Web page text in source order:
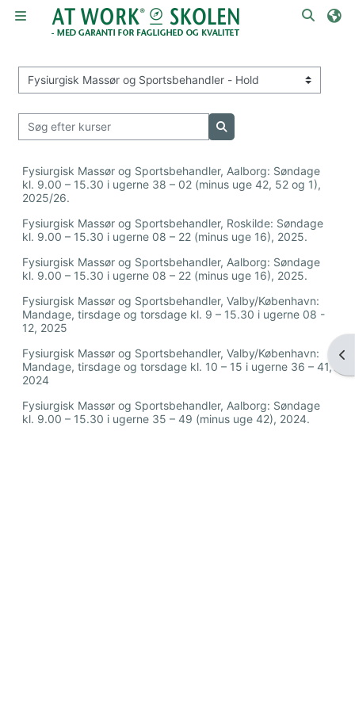
Gå til hovedindhold
Sidepanel
Skift
Kursuskategorier
Søg efter kurser
Søg efter kurser
Fysiurgisk Massør og Sportsbehandler, Aalborg: Søndage
kl. 9.00 – 15.30 i ugerne 38 – 02 (minus uge 42, 52 og 1),
2025/26.
Fysiurgisk Massør og Sportsbehandler, Roskilde: Søndage
kl. 9.00 – 15.30 i ugerne 08 – 22 (minus uge 16), 2025.
Fysiurgisk Massør og Sportsbehandler, Aalborg: Søndage
kl. 9.00 – 15.30 i ugerne 08 – 22 (minus uge 16), 2025.
Fysiurgisk Massør og Sportsbehandler, Valby/København:
Mandage, tirsdage og torsdage kl. 9 – 15.30 i ugerne 08 -
12, 2025
Fysiurgisk Massør og Sportsbehandler, Valby/København:
Mandage, tirsdage og torsdage kl. 10 – 15 i ugerne 36 – 41,
2024
Fysiurgisk Massør og Sportsbehandler, Aalborg: Søndage
kl. 9.00 – 15.30 i ugerne 35 – 49 (minus uge 42), 2024.